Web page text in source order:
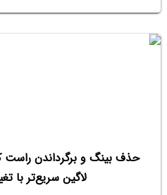
لاگین سریع‌تر با